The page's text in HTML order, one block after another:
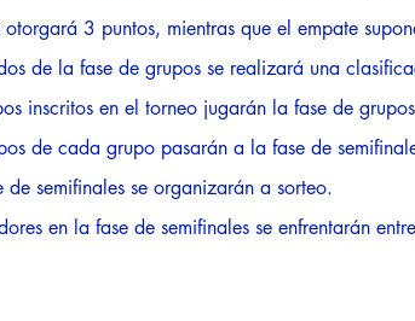
3 puntos, mientras que el empate
de la fase de grupos se realizará una
inscritos en el torneo jugarán la fase de
de cada grupo pasarán a la fase de
de semifinales se organizarán a sorteo.
en la fase de semifinales se enfrentarán